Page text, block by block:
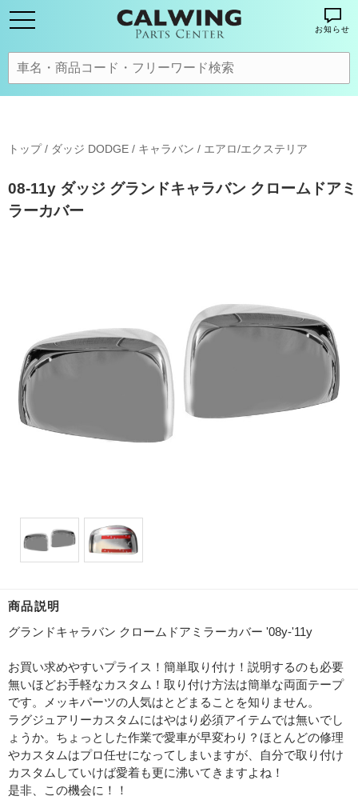
お知らせ
トップ/ ダッジ DODGE / キャラバン / エアロ/エクステリア
08-11y ダッジ グランドキャラバン クロームドアミ
ラーカバー
商品説明
グランドキャラバン クロームドアミラーカバー '08y-'11y
お買い求めやすいプライス！簡単取り付け！説明するのも必要
無いほどお手軽なカスタム！取り付け方法は簡単な両面テープ
です。メッキパーツの人気はとどまることを知りません。
ラグジュアリーカスタムにはやはり必須アイテムでは無いでし
ょうか。ちょっとした作業で愛車が早変わり？ほとんどの修理
やカスタムはプロ任せになってしまいますが、自分で取り付け
カスタムしていけば愛着も更に沸いてきますよね！
是非、この機会に！！